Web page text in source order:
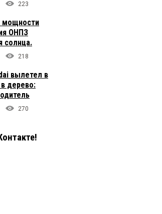
223
мощности
ОНПЗ
солнца.
218
вылетел в
дерево:
270